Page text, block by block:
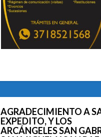
AGRADECIMIENTO A
EXPEDITO, Y LOS
ARCÁNGELES SAN